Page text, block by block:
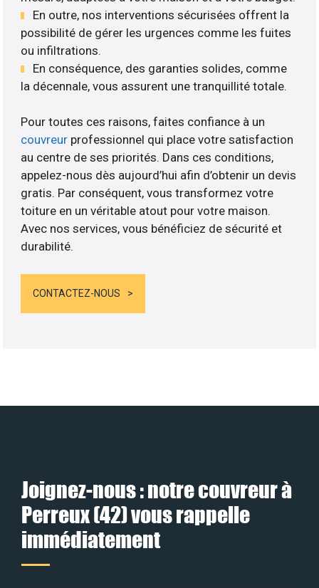
En outre, nos interventions sécurisées offrent la
possibilité de gérer les urgences comme les fuites
ou infiltrations.
En conséquence, des garanties solides, comme
la décennale, vous assurent une tranquillité totale.
Pour toutes ces raisons, faites confiance à un
couvreur professionnel qui place votre satisfaction
au centre de ses priorités. Dans ces conditions,
appelez-nous dès aujourd’hui afin d’obtenir un devis
gratis. Par conséquent, vous transformez votre
toiture en un véritable atout pour votre maison.
Avec nos services, vous bénéficiez de sécurité et
durabilité.
CONTACTEZ-NOUS
Joignez-nous : notre couvreur à
Perreux (42) vous rappelle
immédiatement